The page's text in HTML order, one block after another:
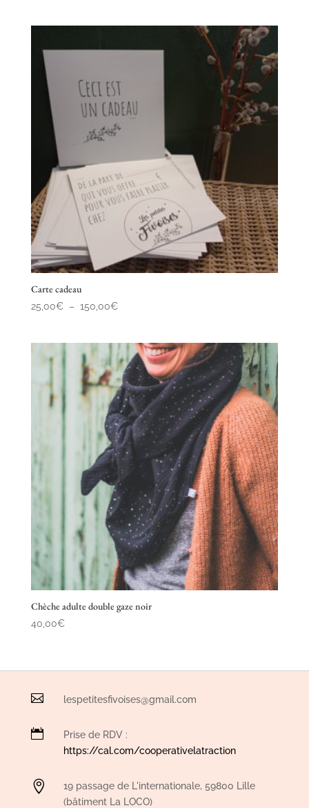
Carte cadeau
25,00€ – 150,00€Plage
25,00€
à
150,00€
Chèche adulte double gaze noir
40,00€
 lespetitesfivoises@gmail.com

Prise de RDV :
https://cal.com/cooperativelatraction

19 passage de L'internationale, 59800 Lille
(bâtiment La LOCO)